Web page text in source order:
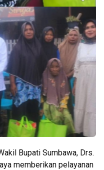
Bupati Sumbawa, Drs.
memberikan pelayanan